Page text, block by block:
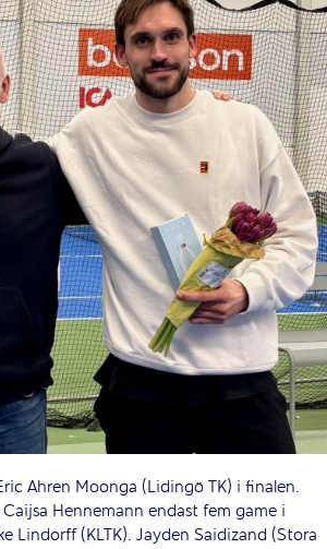
Ahren Moonga (Lidingö TK) i finalen.
Hennemann endast fem game i
Lindorff (KLTK). Jayden Saidizand (Stora